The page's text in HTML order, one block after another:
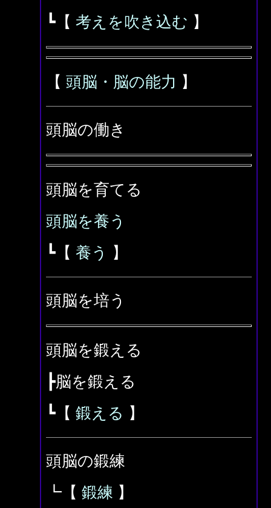
┗【 考えを吹き込む 】
【 頭脳・脳の能力 】
頭脳の働き
頭脳を育てる
頭脳を養う
┗【 養う 】
頭脳を培う
頭脳を鍛える
┣脳を鍛える
┗【 鍛える 】
頭脳の鍛練
┗【 鍛練 】